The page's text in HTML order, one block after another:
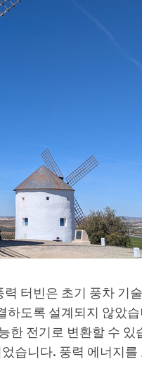
터빈은 초기 풍차 기
도록 설계되지 않았
한 전기로 변환할 수
습니다. 풍력 에너지